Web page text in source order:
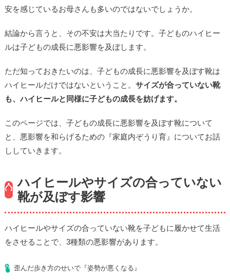
安を感じているお母さんも多いのではないでしょうか。
結論から言うと、その不安は大当たりです。子どものハイヒー
ルは子どもの成長に悪影響を及ぼします。
ただ知っておきたいのは、子どもの成長に悪影響を及ぼす靴は
ハイヒールだけではないということ。 サイズが合っていない靴
も、ハイヒールと同様に子どもの成長を妨げます。
このページでは、子どもの成長に悪影響を及ぼす靴について
と、悪影響を和らげるための『家庭内ぞうり育』についてお話
ししていきます。
ハイヒールやサイズの合っていない
靴が及ぼす影響
ハイヒールやサイズの合っていない靴を子どもに履かせて生活
をさせることで、3種類の悪影響があります。
歪んだ歩き方のせいで『姿勢が悪くなる』